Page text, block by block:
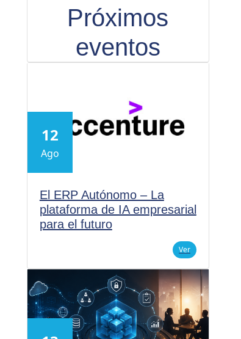
Próximos
eventos
12
Ago
El ERP Autónomo – La
plataforma de IA empresarial
para el futuro
Ver